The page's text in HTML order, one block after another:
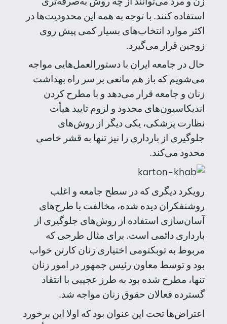
استفاده کنند. با توجه به همه این محدودیت‌ها در
اکثر موارد انتخاب‌های بسیار کمی پیش روی
زوجین قرار می‌گیرد.
حال در جامعه ایران با دستورالعمل‌هایی مواجه
می‌شویم که باز هم مانعی بر سر راه بهداشت
زنان و جامعه قرار می‌دهد و با مطرح کردن
اندیکاسیون‌های محدود و لزوم تایید هیأت
نظارت پزشکی، یکی دیگر از روش‌های
جلوگیری از بارداری را نیز تنها به قشر خاصی
محدود می‌کند.
رویکرد دیگری که در سطح جامعه و اغلب
روشنفکران دیده شده، مخالفت با طرح‌های
آسان‌سازی استفاده از روش‌های جلوگیری از
بارداری دائمی است. برای مثال طرحی که
مربوط به توبکتومی اختیاری زنان کارتن خواب
بود و توسط معاون رئیس جمهور در امور زنان
تنها، مطرح شده بود به طرز عجیبی با انتقاد
گسترده فعالان حقوق زنان مواجه شد.
اعتراض‌ها تحت این عنوان بود که اولا این برخورد